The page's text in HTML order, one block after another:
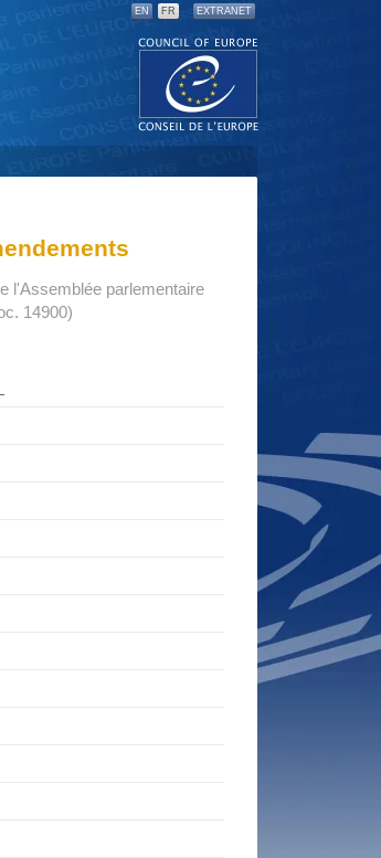
EN FR EXTRANET
l'Assemblée parlementaire
14900)